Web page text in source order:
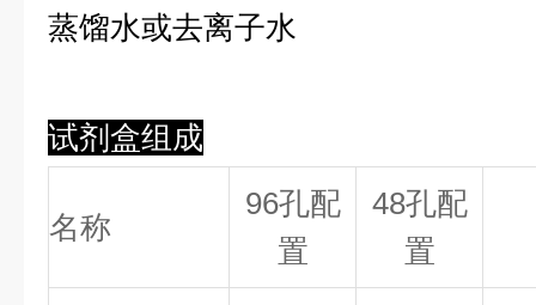
蒸馏水或去离子水
试剂盒组成
名称
96孔配
置
48孔配
置